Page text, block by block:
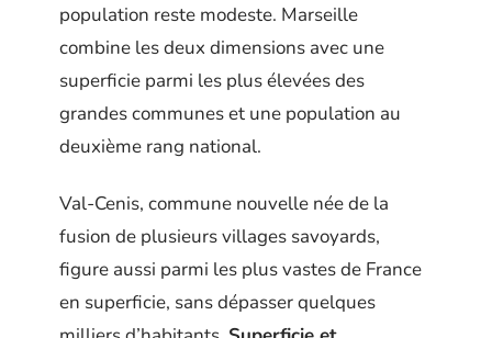
population reste modeste. Marseille
combine les deux dimensions avec une
superficie parmi les plus élevées des
grandes communes et une population au
deuxième rang national.
Val-Cenis, commune nouvelle née de la
fusion de plusieurs villages savoyards,
figure aussi parmi les plus vastes de France
en superficie, sans dépasser quelques